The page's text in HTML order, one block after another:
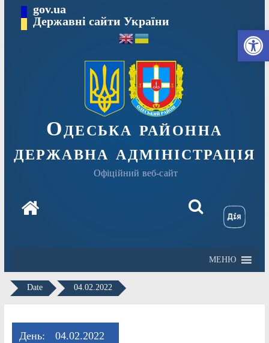
Перейтиgov.ua
Державні сайти України
Одеська районна
державна адміністрація
Офіційний веб-сайт
МЕНЮ
Date 04.02.2022
День: 04.02.2022